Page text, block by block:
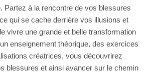
Partez à la rencontre de vos blessures
qui se cache derrière vos illusions et
vivre une grande et belle transformation
enseignement théorique, des exercices
créatrices, vous découvrirez
blessures et ainsi avancer sur le chemin